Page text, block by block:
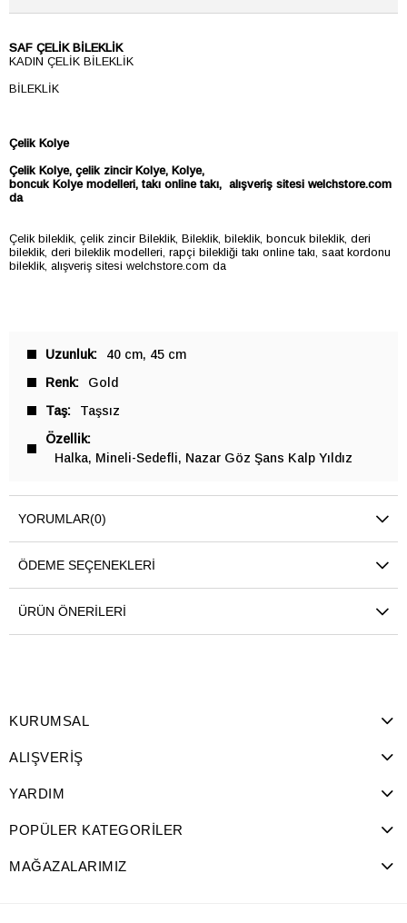
SAF ÇELİK BİLEKLİK
KADIN ÇELİK BİLEKLİK
BİLEKLİK
Çelik Kolye
Çelik Kolye, çelik zincir Kolye, Kolye,
boncuk Kolye modelleri, takı online takı, alışveriş sitesi welchstore.com
da
Çelik bileklik, çelik zincir Bileklik, Bileklik, bileklik, boncuk bileklik, deri
bileklik, deri bileklik modelleri, rapçi bilekliği takı online takı, saat kordonu
bileklik, alışveriş sitesi welchstore.com da
Uzunluk 40 cm 45 cm
Renk
Gold
Taş
Taşsız
Özellik
Halka Mineli-Sedefli Nazar Göz Şans Kalp Yıldız
YORUMLAR(0)
ÖDEME SEÇENEKLERI
ÜRÜN ÖNERILERI
KURUMSAL
ALIŞVERİŞ
YARDIM
POPÜLER KATEGORİLER
MAĞAZALARIMIZ